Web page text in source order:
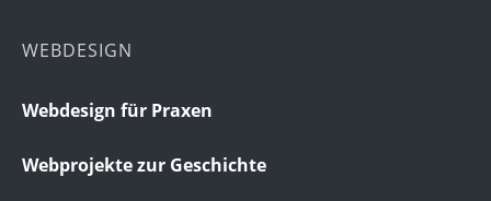
WEBDESIGN
Webdesign für Praxen
Webprojekte zur Geschichte